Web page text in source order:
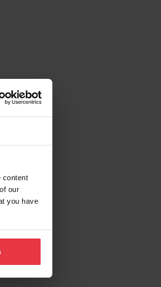
content
our
you have